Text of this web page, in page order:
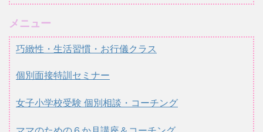
メニュー
巧緻性・生活習慣・お行儀クラス
個別面接特訓セミナー
女子小学校受験 個別相談・コーチング